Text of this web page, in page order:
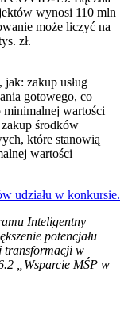
wynosi 110 mln
może liczyć na
zł.
zakup usług
gotowego, co
wartości
środków
które stanowią
wartości
udziału w konkursie.
Inteligentny
potencjału
transformacji w
„Wsparcie MŚP w